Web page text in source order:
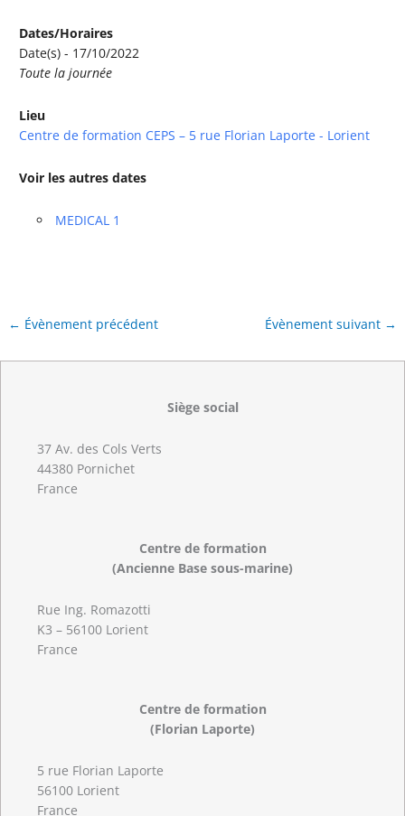
Dates/Horaires
Date(s) - 17/10/2022
Toute la journée
Lieu
Centre de formation CEPS – 5 rue Florian Laporte - Lorient
Voir les autres dates
MEDICAL 1
← Évènement précédent Évènement suivant →
Siège social
37 Av. des Cols Verts
44380 Pornichet
France
Centre de formation
(Ancienne Base sous-marine)
Rue Ing. Romazotti
K3 – 56100 Lorient
France
Centre de formation
(Florian Laporte)
5 rue Florian Laporte
56100 Lorient
France